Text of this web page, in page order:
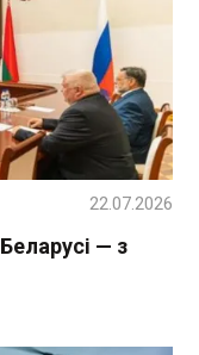
— з
22.07.2026